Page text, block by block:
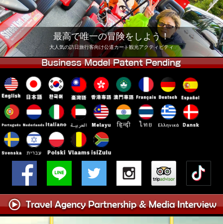
東京 秋葉原 #2 東京 渋谷
東京 渋谷アネックス 東京ベイ
東京 浅草 大阪
沖縄
最高で唯一の冒険をしよう！
大人気の訪日旅行客向け公道カート観光アクティビティ